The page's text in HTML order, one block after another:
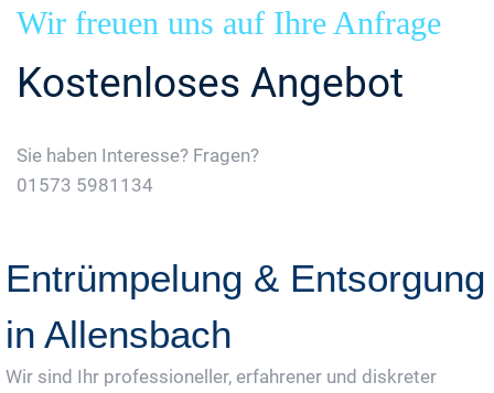
Wir freuen uns auf Ihre Anfrage
Kostenloses Angebot
Sie haben Interesse? Fragen?
01573 5981134
Entrümpelung & Entsorgung
in Allensbach
Wir sind Ihr professioneller, erfahrener und diskreter